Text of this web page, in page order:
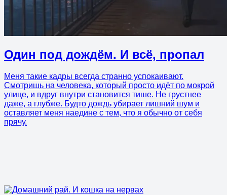
Один под дождём. И всё, пропал
Меня такие кадры всегда странно успокаивают.
Смотришь на человека, который просто идёт по мокрой
улице, и вдруг внутри становится тише. Не грустнее
даже, а глубже. Будто дождь убирает лишний шум и
оставляет меня наедине с тем, что я обычно от себя
прячу.